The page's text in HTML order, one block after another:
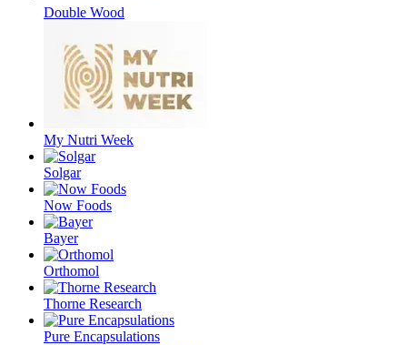
Double Wood
My Nutri Week
Solgar
Now Foods
Bayer
Orthomol
Thorne Research
Pure Encapsulations